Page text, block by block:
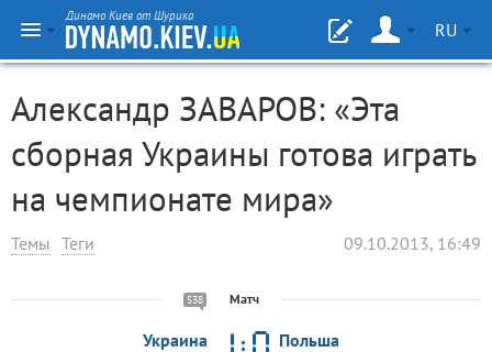
Динамо Киев от Шурика
RU
Александр ЗАВАРОВ: «Эта
сборная Украины готова играть
на чемпионате мира»
Темы Теги 09.10.2013, 16:49
538 Матч
Украина Польша